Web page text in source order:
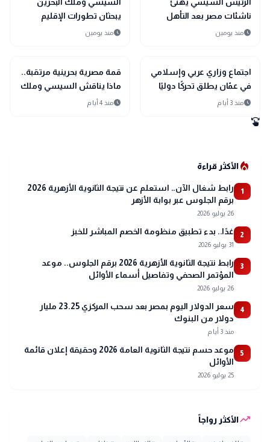
الرئيس السيسي يهنئ
ناشئات مصر بعد التأهل
التاريخي إلى نصف نهائي
scheduleمنذ يومين
السيسي وملك البحرين
يبحثان تطورات الإقليم
ويؤكدان أولوية الحلول
scheduleمنذ يومين
bolt
عاجل
اجتماع وزاري عربي وإسلامي
في عمّان يطلق تحركًا دوليًا
لحماية القدس ومقدساتها
scheduleمنذ 3 أيام
bolt
عاجل
قمة مصرية بحرينية مرتقبة..
ماذا يناقش السيسي وملك
البحرين؟
scheduleمنذ 4 أيام
swipe
local_fire_departmentالأكثر قراءة
1
رابط شغال الآن.. استعلم عن نتيجة الثانوية الأزهرية 2026
برقم الجلوس عبر بوابة الأزهر
26 يوليو 2026
2 غدًا.. بدء تطبيق منظومة الخصم المباشر للخبز
31 يوليو 2026
3
رابط نتيجة الثانوية الأزهرية 2026 برقم الجلوس.. موعد
المؤتمر الصحفي وتفاصيل أسماء الأوائل
26 يوليو 2026
4
سعر الدولار اليوم بمصر بعد سحب المركزي 23.25 مليار
دولار من البنوك
منذ 3 أيام
5
موعد حسم نتيجة الثانوية العامة 2026 وحقيقة إعلان قائمة
الأوائل
25 يوليو 2026
trending_upالأكثر رواجاً